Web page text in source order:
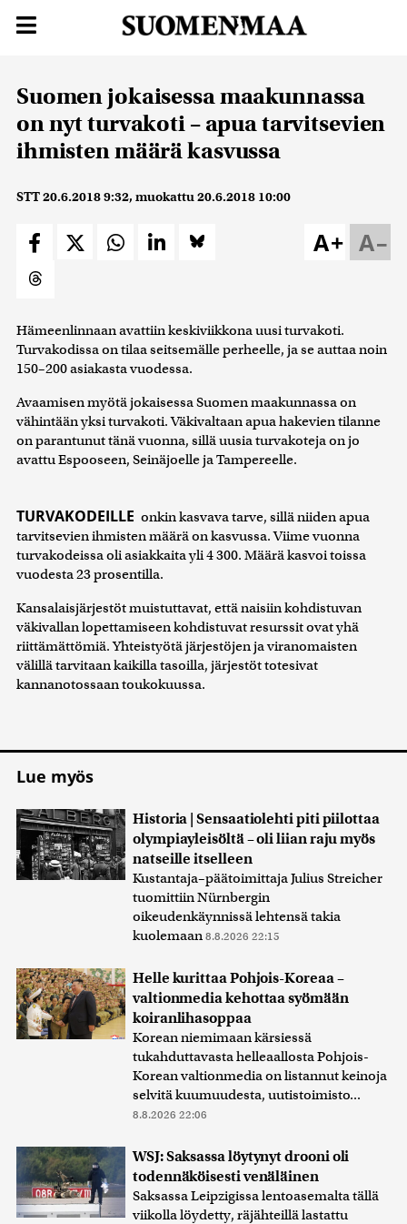
Suomen jokaisessa maakunnassa
on nyt turvakoti – apua tarvitsevien
ihmisten määrä kasvussa
STT20.6.2018 9:32, muokattu20.6.2018 10:00
A–
A+
Hämeenlinnaan avattiin keskiviikkona uusi turvakoti.
Turvakodissa on tilaa seitsemälle perheelle, ja se auttaa noin
150–200 asiakasta vuodessa.
Avaamisen myötä jokaisessa Suomen maakunnassa on
vähintään yksi turvakoti. Väkivaltaan apua hakevien tilanne
on parantunut tänä vuonna, sillä uusia turvakoteja on jo
avattu Espooseen, Seinäjoelle ja Tampereelle.
TURVAKODEILLE onkin kasvava tarve, sillä niiden apua
tarvitsevien ihmisten määrä on kasvussa. Viime vuonna
turvakodeissa oli asiakkaita yli 4 300. Määrä kasvoi toissa
vuodesta 23 prosentilla.
Kansalaisjärjestöt muistuttavat, että naisiin kohdistuvan
väkivallan lopettamiseen kohdistuvat resurssit ovat yhä
riittämättömiä. Yhteistyötä järjestöjen ja viranomaisten
välillä tarvitaan kaikilla tasoilla, järjestöt totesivat
kannanotossaan toukokuussa.
Lue myös
Historia | Sensaatiolehti piti piilottaa
olympiayleisöltä – oli liian raju myös
natseille itselleen
Kustantaja–päätoimittaja Julius Streicher
tuomittiin Nürnbergin
oikeudenkäynnissä lehtensä takia
kuolemaan 8.8.2026 22:15
Helle kurittaa Pohjois-Koreaa –
valtionmedia kehottaa syömään
koiranlihasoppaa
Korean niemimaan kärsiessä
tukahduttavasta helleaallosta Pohjois-
Korean valtionmedia on listannut keinoja
selvitä kuumuudesta, uutistoimisto...
8.8.2026 22:06
WSJ: Saksassa löytynyt drooni oli
todennäköisesti venäläinen
Saksassa Leipzigissa lentoasemalta tällä
viikolla löydetty, räjähteillä lastattu